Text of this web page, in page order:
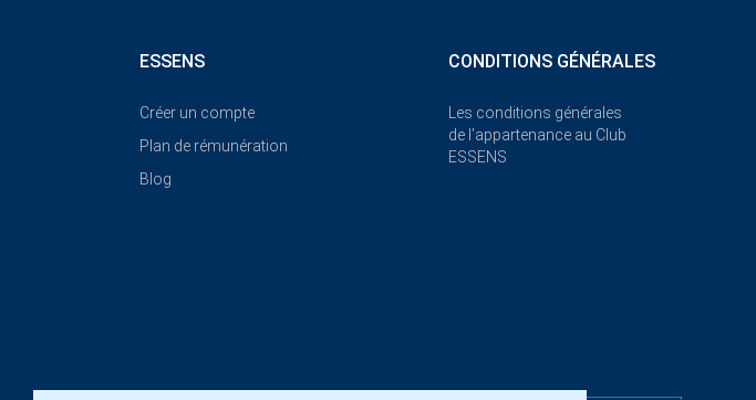
ESSENS
Créer un compte
Plan de rémunération
Blog
CONDITIONS GÉNÉRALES
Les conditions générales
de l’appartenance au Club
ESSENS